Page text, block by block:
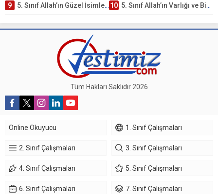
9 5. Sınıf Allah’ın Güzel İsimleri Testi – Online Çöz 10 5. Sınıf Allah’ın Varlığı ve Birliği Testi – Online Çöz
Tüm Hakları Saklıdır 2026
Online Okuyucu 1. Sınıf Çalışmaları
2. Sınıf Çalışmaları 3. Sınıf Çalışmaları
4. Sınıf Çalışmaları 5. Sınıf Çalışmaları
6. Sınıf Çalışmaları 7. Sınıf Çalışmaları